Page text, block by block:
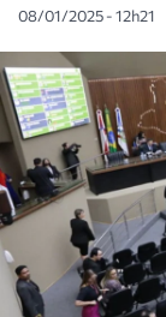
08/01/2025 - 12h21